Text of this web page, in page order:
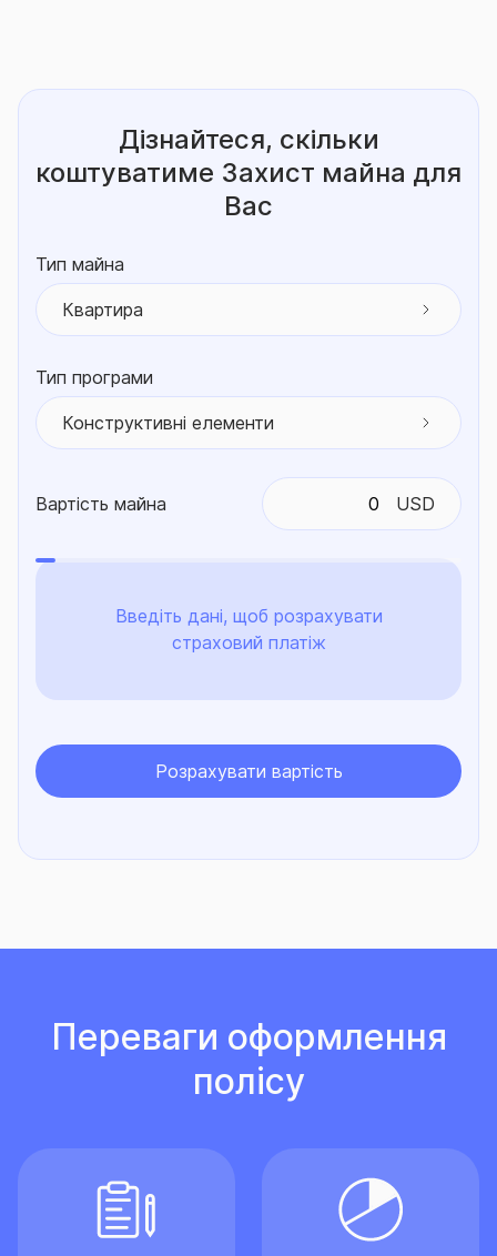
Дізнайтеся, скільки
коштуватиме Захист майна для
Вас
Тип майна
Квартира
Тип програми
Конструктивні елементи
Вартість майна USD
Введіть дані, щоб розрахувати
страховий платіж
Розрахувати вартість
Переваги оформлення
полісу